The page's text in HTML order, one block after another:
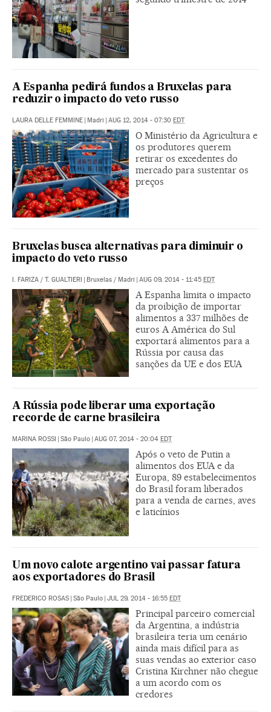
A Espanha pedirá fundos a Bruxelas para
reduzir o impacto do veto russo
LAURA DELLE FEMMINE Madri AUG 12, 2014 - 07:30 EDT
O Ministério da Agricultura e
os produtores querem
retirar os excedentes do
mercado para sustentar os
preços
Bruxelas busca alternativas para diminuir o
impacto do veto russo
I. FARIZA / T. GUALTIERI Bruxelas / Madri AUG 09, 2014 - 11:45 EDT
A Espanha limita o impacto
da proibição de importar
alimentos a 337 milhões de
euros A América do Sul
exportará alimentos para a
Rússia por causa das
sanções da UE e dos EUA
A Rússia pode liberar uma exportação
recorde de carne brasileira
MARINA ROSSI São Paulo AUG 07, 2014 - 20:04 EDT
Após o veto de Putin a
alimentos dos EUA e da
Europa, 89 estabelecimentos
do Brasil foram liberados
para a venda de carnes, aves
e laticínios
Um novo calote argentino vai passar fatura
aos exportadores do Brasil
FREDERICO ROSAS São Paulo JUL 29, 2014 - 16:55 EDT
Principal parceiro comercial
da Argentina, a indústria
brasileira teria um cenário
ainda mais difícil para as
suas vendas ao exterior caso
Cristina Kirchner não chegue
a um acordo com os
credores